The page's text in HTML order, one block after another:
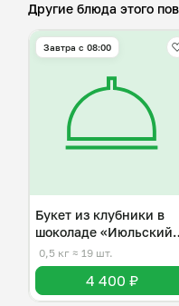
Другие блюда этого
Завтра c 08:00
Букет из клубники в
шоколаде «Июльский
день»
0,5 кг ≈ 19 шт.
4 400 ₽